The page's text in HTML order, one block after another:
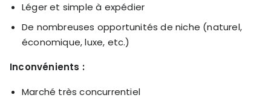
Léger et simple à expédier
De nombreuses opportunités de niche (naturel,
économique, luxe, etc.)
Inconvénients :
Marché très concurrentiel